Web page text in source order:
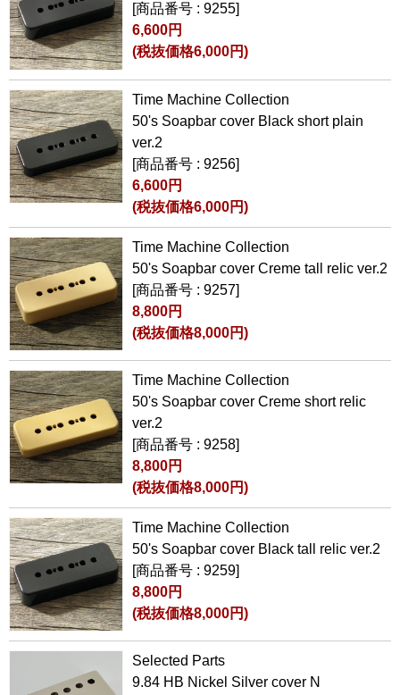
[商品番号 : 9255]
6,600円
(税抜価格6,000円)
Time Machine Collection
50's Soapbar cover Black short plain
ver.2
[商品番号 : 9256]
6,600円
(税抜価格6,000円)
Time Machine Collection
50's Soapbar cover Creme tall relic ver.2
[商品番号 : 9257]
8,800円
(税抜価格8,000円)
Time Machine Collection
50's Soapbar cover Creme short relic
ver.2
[商品番号 : 9258]
8,800円
(税抜価格8,000円)
Time Machine Collection
50's Soapbar cover Black tall relic ver.2
[商品番号 : 9259]
8,800円
(税抜価格8,000円)
Selected Parts
9.84 HB Nickel Silver cover N